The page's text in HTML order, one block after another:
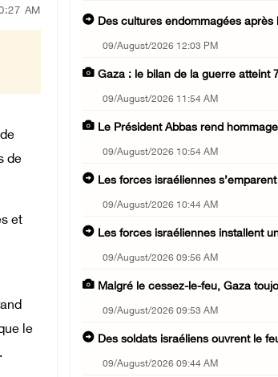
AM
de
et
le
Des cultures endommagées après
09/August/2026 12:03 PM
Gaza : le bilan de la guerre atteint
09/August/2026 11:54 AM
Le Président Abbas rend
09/August/2026 10:54 AM
Les forces israéliennes
09/August/2026 10:44 AM
Les forces israéliennes installent
09/August/2026 09:56 AM
Malgré le cessez-le-feu, Gaza
09/August/2026 09:53 AM
Des soldats israéliens ouvrent le
09/August/2026 09:44 AM